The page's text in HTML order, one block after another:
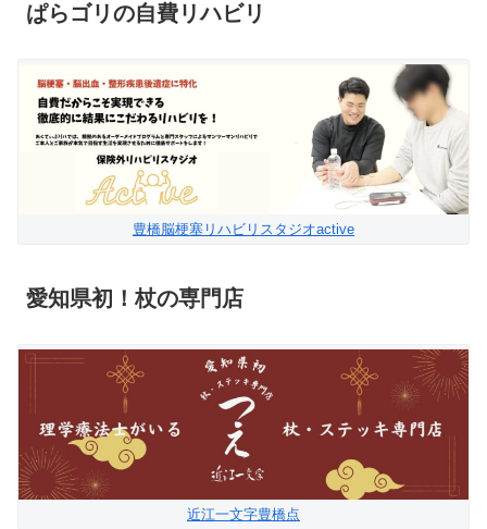
ぱらゴリの自費リハビリ
豊橋脳梗塞リハビリスタジオactive
愛知県初！杖の専門店
近江一文字豊橋点